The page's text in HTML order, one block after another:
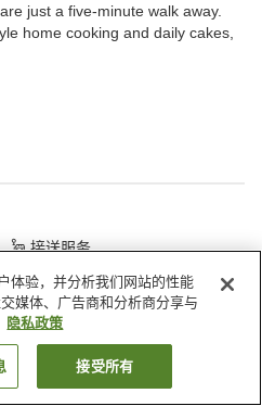
just a five-minute walk away.
home cooking and daily cakes,
接送服务
Pension Button Down
客房
体验，并分析我们网站的性能
媒体、广告商和分析商分享与
隐私政策
接受所有